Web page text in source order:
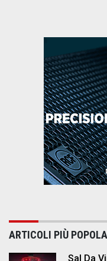
ARTICOLI PIÙ
Sal Da